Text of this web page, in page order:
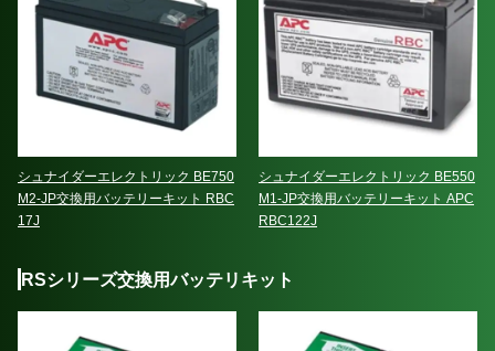
シュナイダーエレクトリック BE750
M2-JP交換用バッテリーキット RBC
17J
シュナイダーエレクトリック BE550
M1-JP交換用バッテリーキット APC
RBC122J
RSシリーズ交換用バッテリキット